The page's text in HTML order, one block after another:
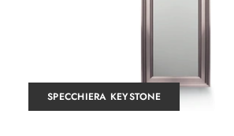
SPECCHIERA KEYSTONE